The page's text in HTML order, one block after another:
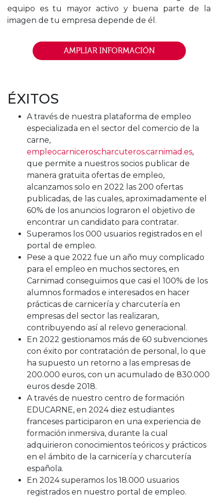
equipo es tu mayor activo y buena parte de la
imagen de tu empresa depende de él.
AMPLIAR INFORMACIÓN
ÉXITOS
A través de nuestra plataforma de empleo
especializada en el sector del comercio de la
carne,
empleocarniceroscharcuteros.carnimad.es,
que permite a nuestros socios publicar de
manera gratuita ofertas de empleo,
alcanzamos solo en 2022 las 200 ofertas
publicadas, de las cuales, aproximadamente el
60% de los anuncios lograron el objetivo de
encontrar un candidato para contratar.
Superamos los 000 usuarios registrados en el
portal de empleo.
Pese a que 2022 fue un año muy complicado
para el empleo en muchos sectores, en
Carnimad conseguimos que casi el 100% de los
alumnos formados e interesados en hacer
prácticas de carnicería y charcutería en
empresas del sector las realizaran,
contribuyendo así al relevo generacional.
En 2022 gestionamos más de 60 subvenciones
con éxito por contratación de personal, lo que
ha supuesto un retorno a las empresas de
200.000 euros, con un acumulado de 830.000
euros desde 2018.
A través de nuestro centro de formación
EDUCARNE, en 2024 diez estudiantes
franceses participaron en una experiencia de
formación inmersiva, durante la cual
adquirieron conocimientos teóricos y prácticos
en el ámbito de la carnicería y charcutería
española.
En 2024 superamos los 18.000 usuarios
registrados en nuestro portal de empleo.